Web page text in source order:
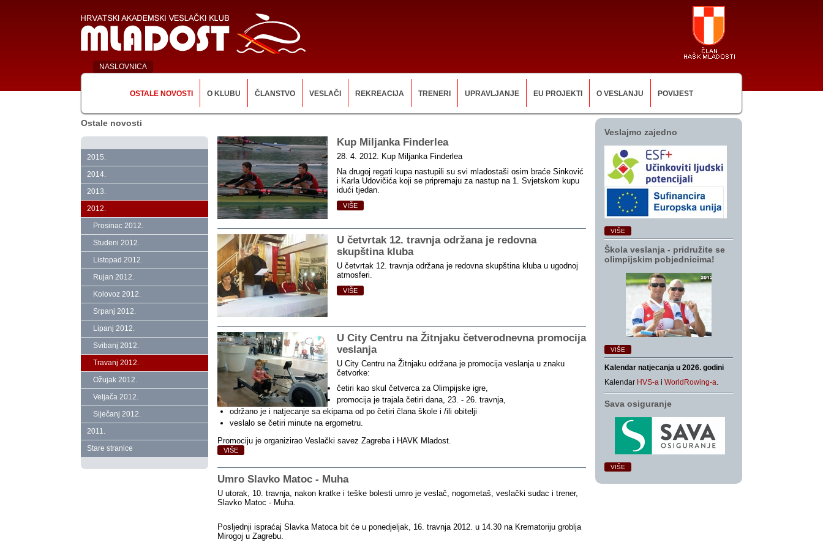
NASLOVNICA
OSTALE NOVOSTI O KLUBU ČLANSTVO VESLAČI REKREACIJA TRENERI UPRAVLJANJE EU PROJEKTI O VESLANJU POVIJEST
Ostale novosti
2015.
2014.
2013.
2012.
Prosinac 2012.
Studeni 2012.
Listopad 2012.
Rujan 2012.
Kolovoz 2012.
Srpanj 2012.
Lipanj 2012.
Svibanj 2012.
Travanj 2012.
Ožujak 2012.
Veljača 2012.
Siječanj 2012.
2011.
Stare stranice
Kup Miljanka Finderlea
28. 4. 2012. Kup Miljanka Finderlea
Na drugoj regati kupa nastupili su svi mladostaši osim braće Sinković
i Karla Udovičića koji se pripremaju za nastup na 1. Svjetskom kupu
idući tjedan.
VIŠE
U četvrtak 12. travnja održana je redovna
skupština kluba
U četvrtak 12. travnja održana je redovna skupština kluba u ugodnoj
atmosferi.
VIŠE
U City Centru na Žitnjaku četverodnevna promocija
veslanja
U City Centru na Žitnjaku održana je promocija veslanja u znaku
četvorke:
četiri kao skul četverca za Olimpijske igre,
promocija je trajala četiri dana, 23. - 26. travnja,
održano je i natjecanje sa ekipama od po četiri člana škole i /ili obitelji
veslalo se četiri minute na ergometru.
Promociju je organizirao Veslački savez Zagreba i HAVK Mladost.
VIŠE
Umro Slavko Matoc ‑ Muha
U utorak, 10. travnja, nakon kratke i teške bolesti umro je veslač, nogometaš, veslački sudac i trener,
Slavko Matoc - Muha.
Posljednji ispraćaj Slavka Matoca bit će u ponedjeljak, 16. travnja 2012. u 14.30 na Krematoriju groblja
Mirogoj u Zagrebu.
Veslajmo zajedno
VIŠE
Škola veslanja ‑ pridružite se
olimpijskim pobjednicima!
VIŠE
Kalendar natjecanja u 2026. godini
Kalendar HVS-a i WorldRowing-a.
Sava osiguranje
VIŠE